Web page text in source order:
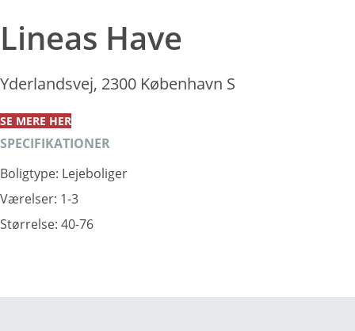
Lineas Have
Yderlandsvej, 2300 København S
SE MERE HER
SPECIFIKATIONER
Boligtype: Lejeboliger
Værelser: 1-3
Størrelse: 40-76